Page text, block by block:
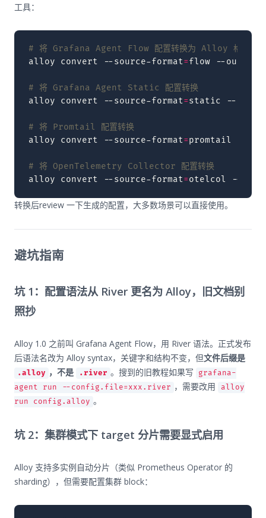
工具：
# 将 Grafana Agent Flow 配置转换为 Alloy 格式
alloy
convert --source-format=flow --output
# 将 Grafana Agent Static 配置转换
alloy
convert --source-format=static --
# 将 Promtail 配置转换
alloy
convert --source-format=promtail
# 将 OpenTelemetry Collector 配置转换
alloy
convert --source-format=otelcol --
转换后review 一下生成的配置，大多数场景可以直接使用。
避坑指南
坑 1：配置语法从 River 更名为 Alloy，旧文档别
照抄
Alloy 1.0 之前叫 Grafana Agent Flow，用 River 语法。正式发布
后语法名改为 Alloy syntax，关键字和结构不变，但文件后缀是
.alloy ，不是 .river 。搜到的旧教程如果写
grafana-
agent run --config.file=xxx.river ，需要改用
alloy
run config.alloy 。
坑 2：集群模式下 target 分片需要显式启用
Alloy 支持多实例自动分片（类似 Prometheus Operator 的
sharding），但需要配置集群 block：